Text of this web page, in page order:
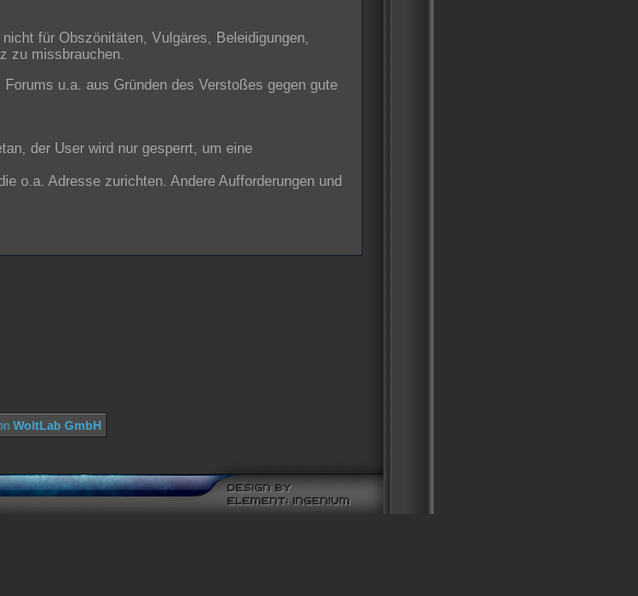
für Obszönitäten, Vulgäres, Beleidigungen,
zu missbrauchen.
u.a. aus Gründen des Verstoßes gegen gute
der User wird nur gesperrt, um eine
o.a. Adresse zurichten. Andere Aufforderungen und
WoltLab GmbH